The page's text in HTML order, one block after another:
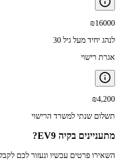
₪16000
לנהג יחיד מעל גיל 30
אגרת רישוי
₪4,200
תשלום שנתי למשרד הרישוי
מתעניינים בקיה EV9 ?
השאירו פרטים עכשיו ונעזור לכם